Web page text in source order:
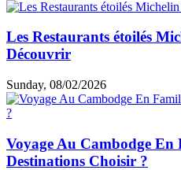
Les Restaurants étoilés
Découvrir
Sunday, 08/02/2026
Voyage Au Cambodge En
Destinations Choisir ?